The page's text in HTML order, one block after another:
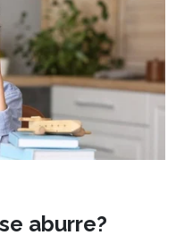
aburre?